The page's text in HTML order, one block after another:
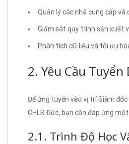
Quản lý các nhà cung cấp và
Giám sát quy trình sản xuất
Phân tích dữ liệu và tối ưu
2. Yêu Cầu Tuyển
Để ứng tuyển vào vị trí Giám
CHLB Đức, bạn cần đáp ứng
2.1. Trình Độ Học